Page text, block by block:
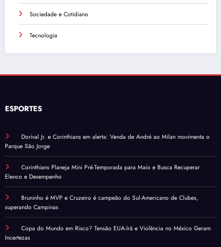
Sociedade e Cotidiano
Tecnologia
ESPORTES
Dorival Jr. e Corinthians em alerta: Venda de André ao Milan movimenta o
Parque São Jorge
Corinthians Planeja Mini Pré-Temporada para Maio e Busca Recuperar
Elenco e Desempenho
Bruninho é MVP e Cruzeiro é campeão do Sul-Americano de Clubes,
superando Campinas
Copa do Mundo em Risco? Tensão EUA-Irã e Violência no México Geram
Incertezas